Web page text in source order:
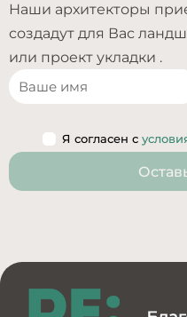
Наши архитекторы
создадут для Вас
или проект укладки .
Я согласен с